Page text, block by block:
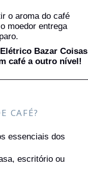
o aroma do café
moedor entrega
Bazar Coisas
café a outro nível!
CAFÉ?
essenciais dos
escritório ou